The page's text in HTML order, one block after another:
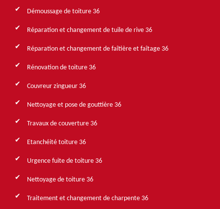
Démoussage de toiture 36
Réparation et changement de tuile de rive 36
Réparation et changement de faîtière et faîtage 36
Rénovation de toiture 36
Couvreur zingueur 36
Nettoyage et pose de gouttière 36
Travaux de couverture 36
Etanchéité toiture 36
Urgence fuite de toiture 36
Nettoyage de toiture 36
Traitement et changement de charpente 36